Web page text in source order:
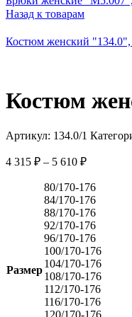
Назад к товарам
Костюм женский
Костюм
Артикул: 134.0/1
4 315 ₽ – 5 610 ₽
Размер
80/170-176
84/170-176
88/170-176
92/170-176
96/170-176
100/170-176
104/170-176
108/170-176
112/170-176
116/170-176
120/170-176